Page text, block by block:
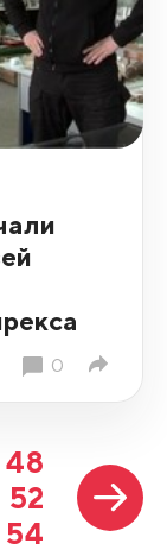
0
48
52
54